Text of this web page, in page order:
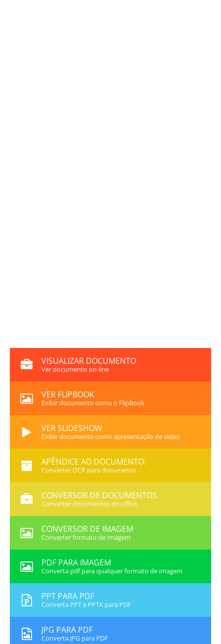
VISUALIZAR DOCUMENTO
Ver documento on-line
VER FLIPBOOK
Exibir documento como o FlipBook
VER SLIDESHOW
Exibir documento como apresentação de slides
APÊNDICE AO DOCUMENTO:
Converter OCR para documento
CONVERSOR DE DOCUMENTOS
Converter documentos do office
CONVERSOR DE IMAGEM
Converter formato de imagem
PDF PARA IMAGEM
Converta pdf para qualquer formato de imagem
PPT PARA PDF
Converta PPT e PPTX para PDF
JPG PARA PDF
Converta JPG para PDF